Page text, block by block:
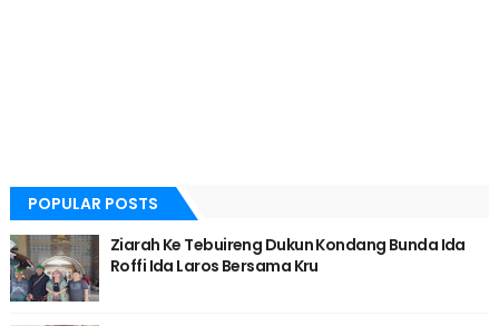
POPULAR POSTS
Ziarah Ke Tebuireng Dukun Kondang Bunda Ida
Roffi Ida Laros Bersama Kru